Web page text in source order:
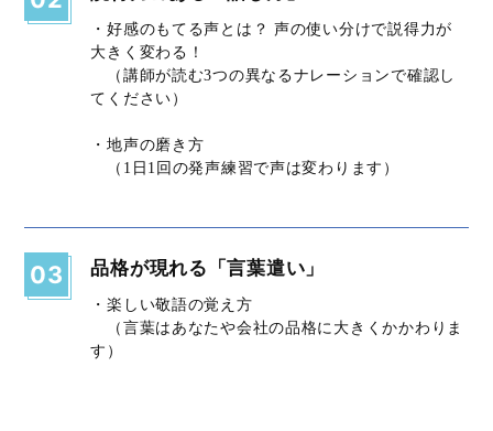
・好感のもてる声とは？ 声の使い分けで説得力が
大きく変わる！
（講師が読む3つの異なるナレーションで確認し
てください）
・地声の磨き方
（1日1回の発声練習で声は変わります）
03 品格が現れる「言葉遣い」
・楽しい敬語の覚え方
（言葉はあなたや会社の品格に大きくかかわりま
す）